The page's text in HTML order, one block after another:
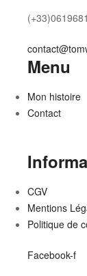
Menu
Mon histoire
Contact
CGV
Mentions
Politique de
Facebook-f